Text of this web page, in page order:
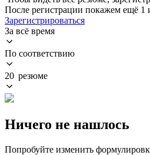
После регистрации покажем ещё 1
Зарегистрироваться
За всё время
По соответствию
20 резюме
Ничего не нашлось
Попробуйте изменить